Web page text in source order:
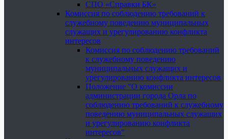
СПО «Справки БК»
Комиссия по соблюдению требований к
служебному поведению муниципальных
служащих и урегулированию конфликта
интересов
Комиссия по соблюдению требований
к служебному поведению
муниципальных служащих и
урегулированию конфликта интересов
Положение "О комиссии
администрации города Орла по
соблюдению требований к служебному
поведению муниципальных служащих
и урегулированию конфликта
интересов"